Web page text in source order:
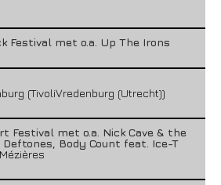
Festival met o.a. Up The Irons
(TivoliVredenburg (Utrecht))
Festival met o.a. Nick Cave & the
Deftones, Body Count feat. Ice-T